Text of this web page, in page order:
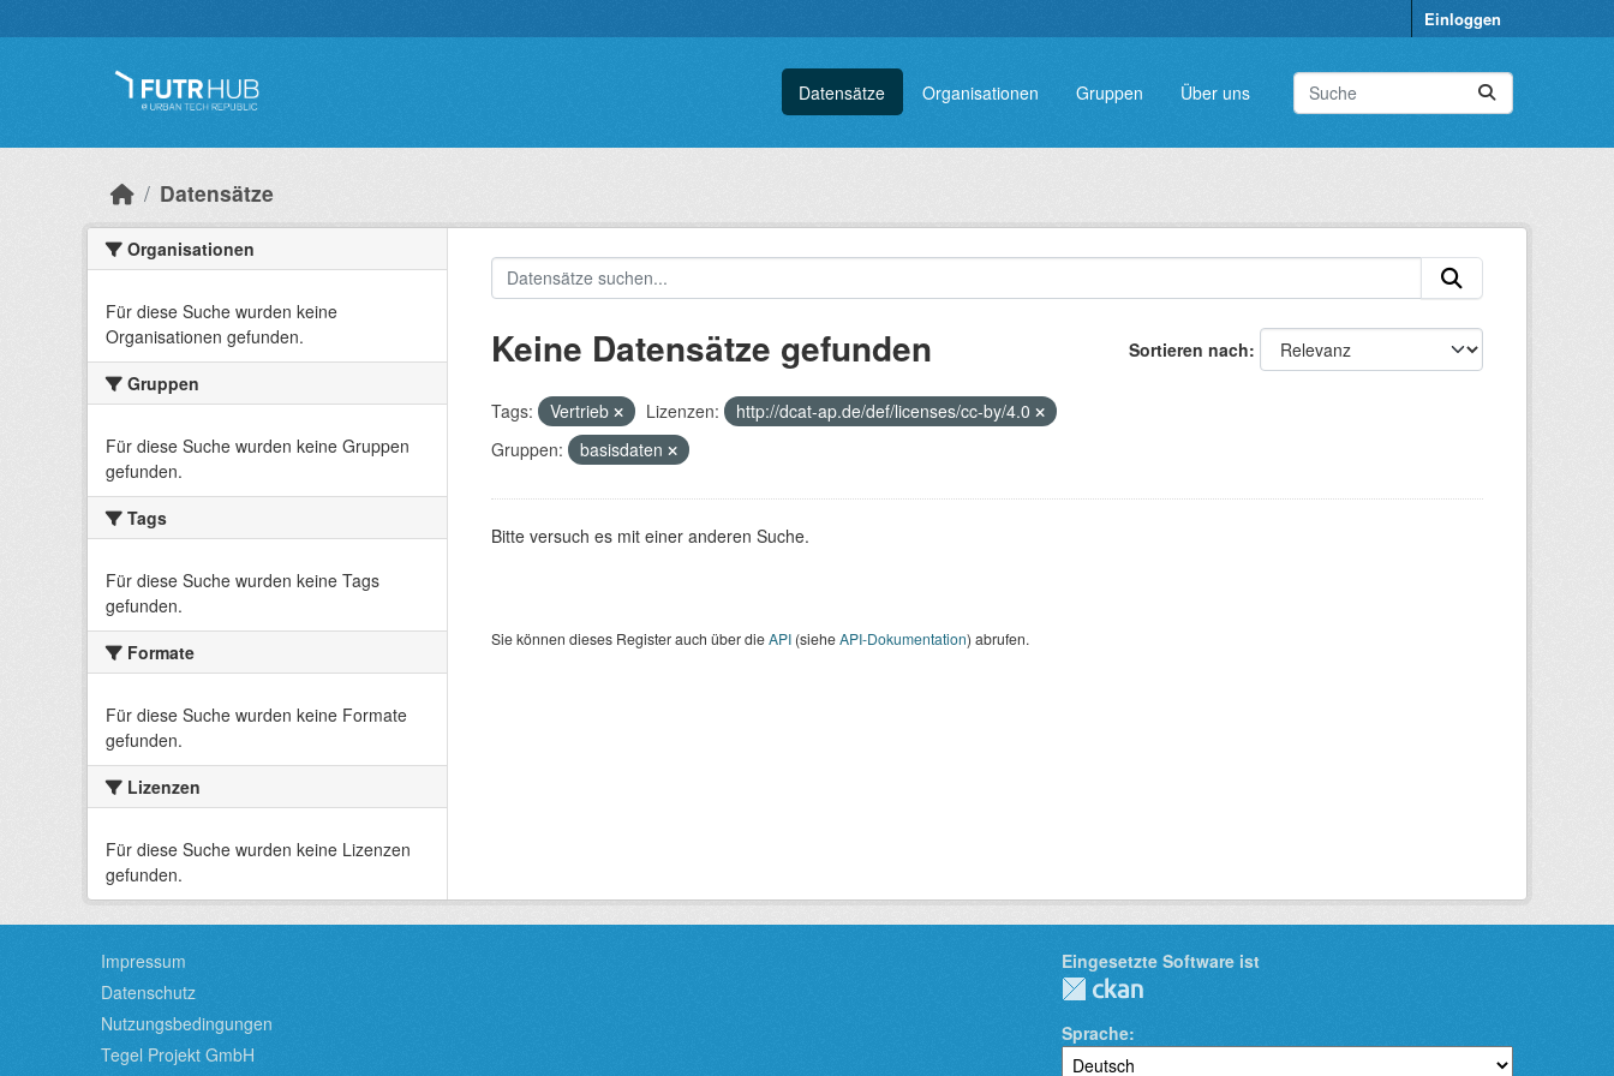
Einloggen
Datensätze Organisationen Gruppen Über uns
Datensätze
Organisationen
Für diese Suche wurden keine
Organisationen gefunden.
Gruppen
Für diese Suche wurden keine Gruppen
gefunden.
Tags
Für diese Suche wurden keine Tags
gefunden.
Formate
Für diese Suche wurden keine Formate
gefunden.
Lizenzen
Für diese Suche wurden keine Lizenzen
gefunden.
Sortieren nach
Keine Datensätze gefunden
Tags: Vertrieb Lizenzen:
http://dcat-ap.de/def/licenses/cc-by/4.0
Gruppen:
basisdaten
Bitte versuch es mit einer anderen Suche.
Sie können dieses Register auch über dieAPI(sieheAPI-Dokumentation) abrufen.
Impressum
Datenschutz
Nutzungsbedingungen
Tegel Projekt GmbH
Eingesetzte Software ist
Sprache